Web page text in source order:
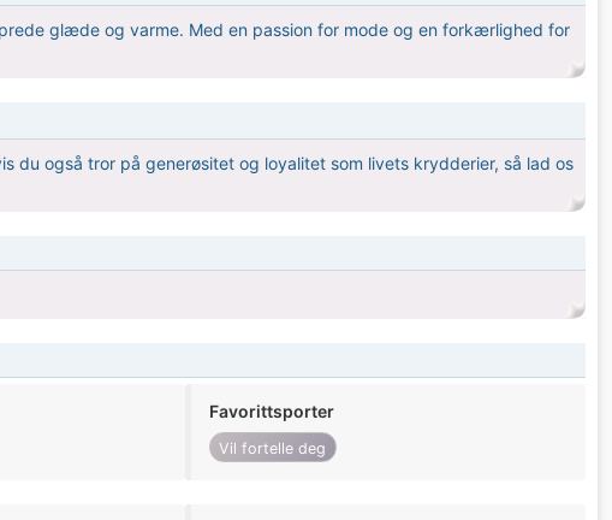
glæde og varme. Med en passion for mode og en forkærlighed for
også tror på generøsitet og loyalitet som livets krydderier, så lad os
Favorittsporter
Vil fortelle deg